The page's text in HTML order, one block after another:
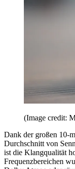
(Image credit:
Dank der großen 10-
Durchschnitt von
ist die Klangqualität
Frequenzbereichen